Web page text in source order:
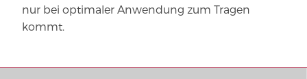
nur bei optimaler Anwendung zum Tragen
kommt.